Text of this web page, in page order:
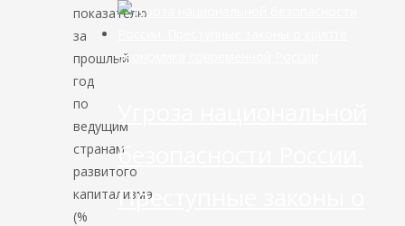
показателю
за
прошлый
год
по
ведущим
странам
развитого
капитализма
(%
Экономика современной России
безопасности России.
Преступные законы о